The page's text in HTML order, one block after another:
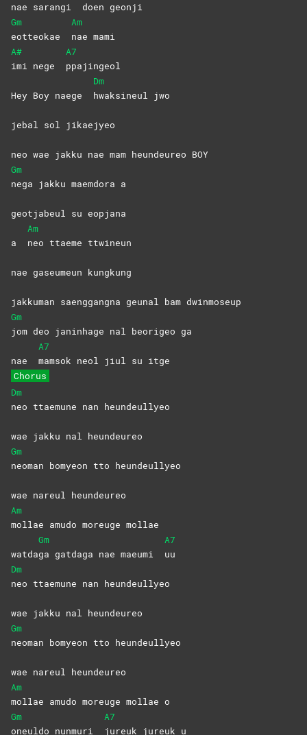
nae sarangi doen geonji
Gm
eotteokae
Am
nae mami
A#
imi nege
A7
ppajingeol
Hey Boy naege
Dm
hwaksineul
jwo
jebal sol jikaejyeo
neo wae jakku nae mam heundeureo BOY
Gm
nega jakku maemdora a
geotjabeul su eopjana
a
Am
neo ttaeme ttwineun
nae gaseumeun kungkung
jakkuman saenggangna geunal bam dwinmoseup
Gm
jom deo janinhage nal beorigeo ga
nae
A7
mamsok neol jiul su itge
Chorus
Dm
neo ttaemune nan heundeullyeo
wae jakku nal heundeureo
Gm
neoman bomyeon tto heundeullyeo
wae nareul heundeureo
Am
mollae amudo moreuge mollae
watda
Gm
ga gatdaga nae maeumi
A7
uu
Dm
neo ttaemune nan heundeullyeo
wae jakku nal heundeureo
Gm
neoman bomyeon tto heundeullyeo
wae nareul heundeureo
Am
mollae amudo moreuge mollae o
Gm
oneuldo nunmuri
A7
jureuk jureuk u